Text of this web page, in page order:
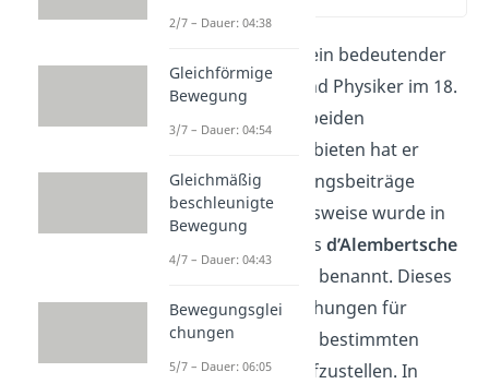
war ein bedeutender
Mathematiker und Physiker im 18.
Jahrhundert. Zu beiden
Wissenschaftsgebieten hat er
wichtige Forschungsbeiträge
verfasst. Beispielsweise wurde in
das d’Alembertsche
nach ihm benannt. Dieses
erlaubt uns Gleichungen für
Bewegungen mit bestimmten
Bedingungen
aufzustellen. In
2/7 – Dauer: 04:38
Gleichförmige
Bewegung
3/7 – Dauer: 04:54
Gleichmäßig
beschleunigte
Bewegung
4/7 – Dauer: 04:43
Bewegungsglei
chungen
5/7 – Dauer: 06:05